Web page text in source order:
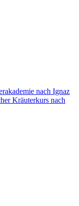
nach Ignaz
Kräuterkurs nach